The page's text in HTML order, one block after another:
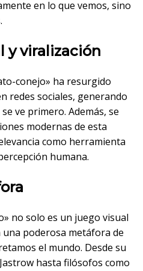
en lo que vemos, sino
y viralización
conejo» ha resurgido
redes sociales, generando
ve primero. Además, se
modernas de esta
como herramienta
humana.
no solo es un juego visual
poderosa metáfora de
el mundo. Desde su
hasta filósofos como